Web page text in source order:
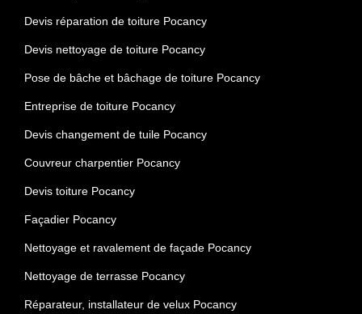
Devis réparation de toiture Pocancy
Devis nettoyage de toiture Pocancy
Pose de bâche et bâchage de toiture Pocancy
Entreprise de toiture Pocancy
Devis changement de tuile Pocancy
Couvreur charpentier Pocancy
Devis toiture Pocancy
Façadier Pocancy
Nettoyage et ravalement de façade Pocancy
Nettoyage de terrasse Pocancy
Réparateur, installateur de velux Pocancy